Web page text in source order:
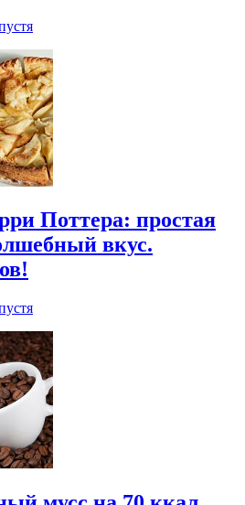
Поттера: простая
вкус.